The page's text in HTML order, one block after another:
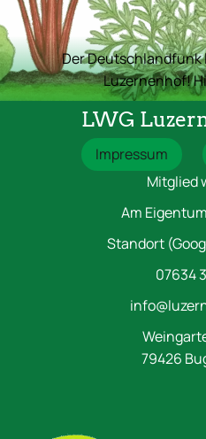
Der Deutschlandfunk
Luzernenhof!
LWG
Impressum
Mitglied
Am
Standort
07634
79426